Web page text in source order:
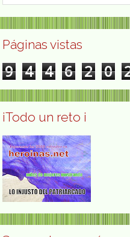
Páginas vistas
9 4 4 6 2 0
¡Todo un reto ¡